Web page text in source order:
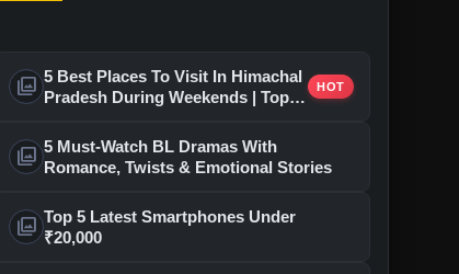
photo_library 5 Best Places To Visit In Himachal
Pradesh During Weekends | Top
HOT
photo_library 5 Must-Watch BL Dramas With
Romance, Twists & Emotional Stories
photo_library Top 5 Latest Smartphones Under
₹20,000